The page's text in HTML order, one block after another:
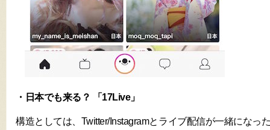
・日本でも来る？ 「17Live」
構造としては、Twitter/Instagramとライブ配信が一緒になっ